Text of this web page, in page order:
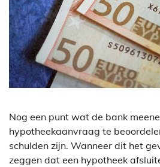
Nog een punt wat de bank
hypotheekaanvraag te
schulden zijn. Wanneer dit het
zeggen dat een hypotheek